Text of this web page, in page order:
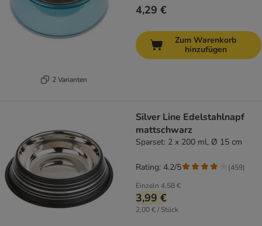
2 Varianten
4,29 €
Zum Warenkorb
hinzufügen
Silver Line Edelstahlnapf
mattschwarz
Sparset: 2 x 200 ml, Ø 15 cm
Einzeln 4,58 €
3,99 €
2,00 € / Stück
Rating: 4.2/5 (459)